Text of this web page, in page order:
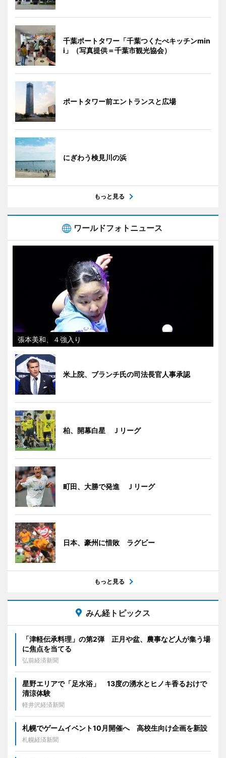
千葉ポートタワー「千葉つくたべキッチンmin
i」（写真提供＝千葉市観光協会）
ポートタワー前エントランスと広場
にぎわう検見川の浜
もっと見る
ワールドフォトニュース
張本美和、４強入り
米上院、ブランチ氏の司法長官人事承認
柏、開幕白星 Ｊリーグ
町田、大勝で発進 Ｊリーグ
日本、豪州に惜敗 ラグビー
もっと見る
みん経トピックス
「津軽伝承料理」の第2弾 正月や盆、農事など人が集う場
に焦点を当てる
弘前経済新聞
星野エリアで「足水浴」 13度の湧水とヒノキ香るおけで
清涼体験
軽井沢経済新聞
札幌でゲームイベント10月開催へ 高校生向け企画を新設
札幌経済新聞